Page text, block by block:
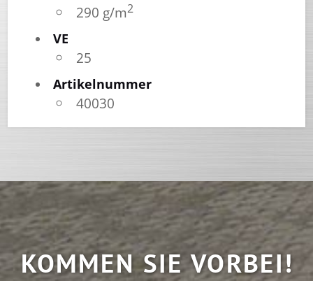
290 g/m2
VE
25
Artikelnummer
40030
KOMMEN SIE VORBEI!